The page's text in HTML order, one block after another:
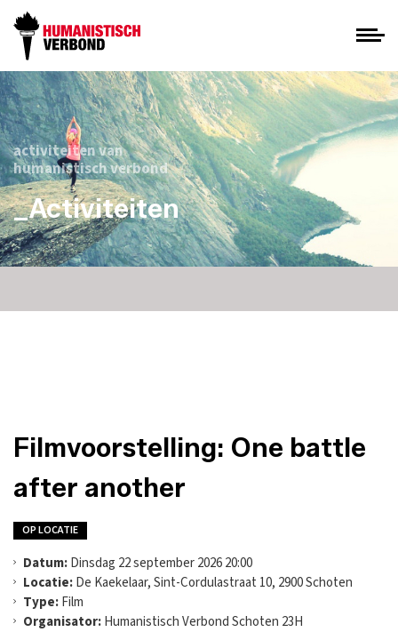
activiteiten van
humanistisch verbond
_Activiteiten
Filmvoorstelling: One battle
after another
OP LOCATIE
Datum:Dinsdag 22 september 2026 20:00
Locatie:De Kaekelaar, Sint-Cordulastraat 10, 2900 Schoten
Type:Film
Organisator:Humanistisch Verbond Schoten 23H